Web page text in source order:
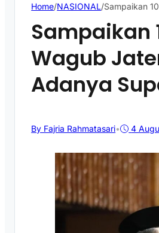
Home/NASIONAL/Sampaikan
Sampaikan
Wagub
Adanya
By Fajria Rahmatasari• 4